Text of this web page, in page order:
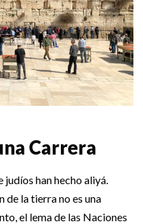
Carrera
judíos han hecho aliyá.
de la tierra no es una
el lema de las Naciones